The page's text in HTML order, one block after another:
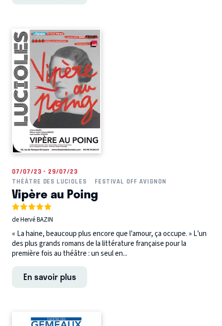
07/07/23 - 29/07/23
THÉÂTRE DES LUCIOLES
FESTIVAL OFF AVIGNON
Vipère au Poing
de Hervé BAZIN
« La haine, beaucoup plus encore que l’amour, ça occupe. » L’un
des plus grands romans de la littérature française pour la
première fois au théâtre : un seul en...
En savoir plus